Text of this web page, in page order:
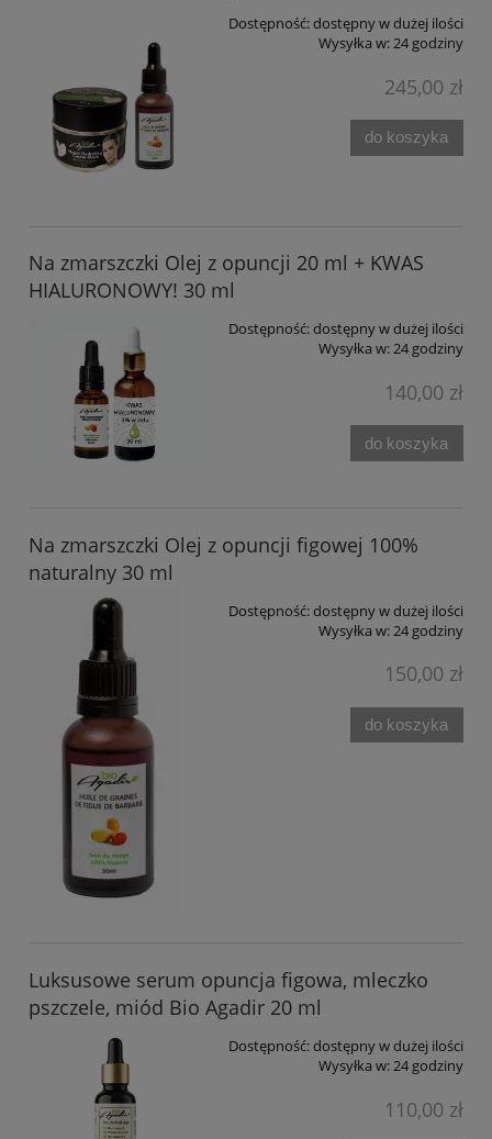
Dostępność:dostępny w dużej ilości
Wysyłka w:24 godziny
245,00 zł
do koszyka
Na zmarszczki Olej z opuncji 20 ml + KWAS
HIALURONOWY! 30 ml
Dostępność:dostępny w dużej ilości
Wysyłka w:24 godziny
140,00 zł
do koszyka
Na zmarszczki Olej z opuncji figowej 100%
naturalny 30 ml
Dostępność:dostępny w dużej ilości
Wysyłka w:24 godziny
150,00 zł
do koszyka
Luksusowe serum opuncja figowa, mleczko
pszczele, miód Bio Agadir 20 ml
Dostępność:dostępny w dużej ilości
Wysyłka w:24 godziny
110,00 zł